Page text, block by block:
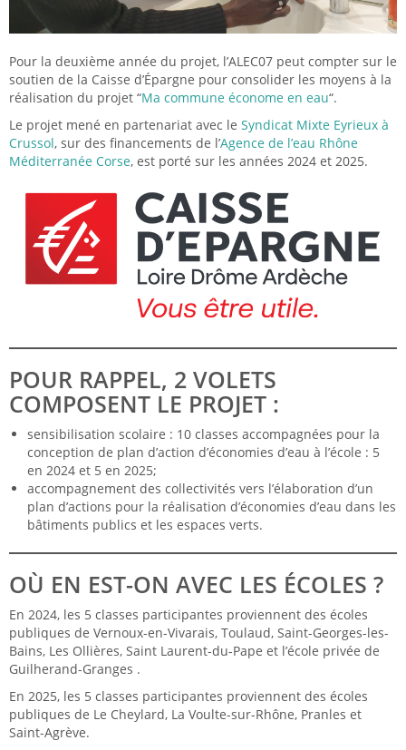
Pour la deuxième année du projet, l’ALEC07 peut compter sur le
soutien de la Caisse d’Épargne pour consolider les moyens à la
réalisation du projet “Ma commune économe en eau“.
Le projet mené en partenariat avec le Syndicat Mixte Eyrieux à
Crussol, sur des financements de l’Agence de l’eau Rhône
Méditerranée Corse, est porté sur les années 2024 et 2025.
POUR RAPPEL, 2 VOLETS
COMPOSENT LE PROJET :
sensibilisation scolaire : 10 classes accompagnées pour la
conception de plan d’action d’économies d’eau à l’école : 5
en 2024 et 5 en 2025;
accompagnement des collectivités vers l’élaboration d’un
plan d’actions pour la réalisation d’économies d’eau dans les
bâtiments publics et les espaces verts.
OÙ EN EST-ON AVEC LES ÉCOLES ?
En 2024, les 5 classes participantes proviennent des écoles
publiques de Vernoux-en-Vivarais, Toulaud, Saint-Georges-les-
Bains, Les Ollières, Saint Laurent-du-Pape et l’école privée de
Guilherand-Granges .
En 2025, les 5 classes participantes proviennent des écoles
publiques de Le Cheylard, La Voulte-sur-Rhône, Pranles et
Saint-Agrève.